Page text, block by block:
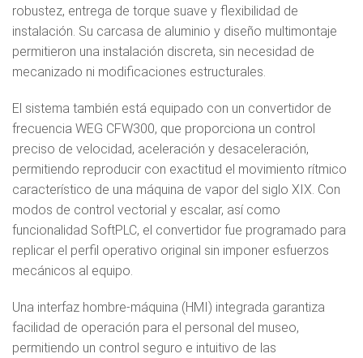
robustez, entrega de torque suave y flexibilidad de
instalación. Su carcasa de aluminio y diseño multimontaje
permitieron una instalación discreta, sin necesidad de
mecanizado ni modificaciones estructurales.
El sistema también está equipado con un convertidor de
frecuencia WEG CFW300, que proporciona un control
preciso de velocidad, aceleración y desaceleración,
permitiendo reproducir con exactitud el movimiento rítmico
característico de una máquina de vapor del siglo XIX. Con
modos de control vectorial y escalar, así como
funcionalidad SoftPLC, el convertidor fue programado para
replicar el perfil operativo original sin imponer esfuerzos
mecánicos al equipo.
Una interfaz hombre-máquina (HMI) integrada garantiza
facilidad de operación para el personal del museo,
permitiendo un control seguro e intuitivo de las